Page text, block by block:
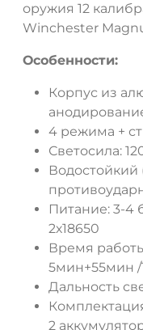
оружия 12
Winchester
Особенности:
Корпус из
4 режима +
Светосила:
Водостойкий
Питание: 3-4
2х18650
Время
5мин+55мин /
Дальность
2